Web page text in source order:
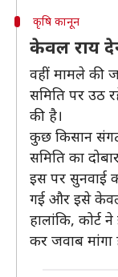
कृषि कानून
केवल राय
वहीं मामले की
समिति पर उठ
की है।
कुछ किसान
समिति का
इस पर सुनवाई
गई और इसे केवल
हालांकि, कोर्ट
कर जवाब मांगा